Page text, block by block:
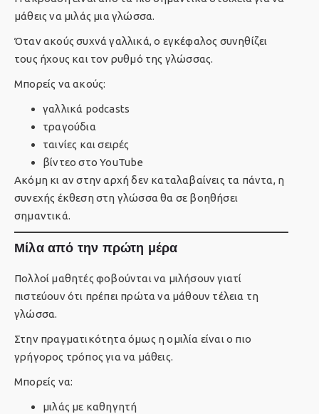
μάθεις να μιλάς μια γλώσσα.
Όταν ακούς συχνά γαλλικά, ο εγκέφαλος συνηθίζει
τους ήχους και τον ρυθμό της γλώσσας.
Μπορείς να ακούς:
γαλλικά podcasts
τραγούδια
ταινίες και σειρές
βίντεο στο YouTube
Ακόμη κι αν στην αρχή δεν καταλαβαίνεις τα πάντα, η
συνεχής έκθεση στη γλώσσα θα σε βοηθήσει
σημαντικά.
Μίλα από την πρώτη μέρα
Πολλοί μαθητές φοβούνται να μιλήσουν γιατί
πιστεύουν ότι πρέπει πρώτα να μάθουν τέλεια τη
γλώσσα.
Στην πραγματικότητα όμως η ομιλία είναι ο πιο
γρήγορος τρόπος για να μάθεις.
Μπορείς να:
μιλάς με καθηγητή